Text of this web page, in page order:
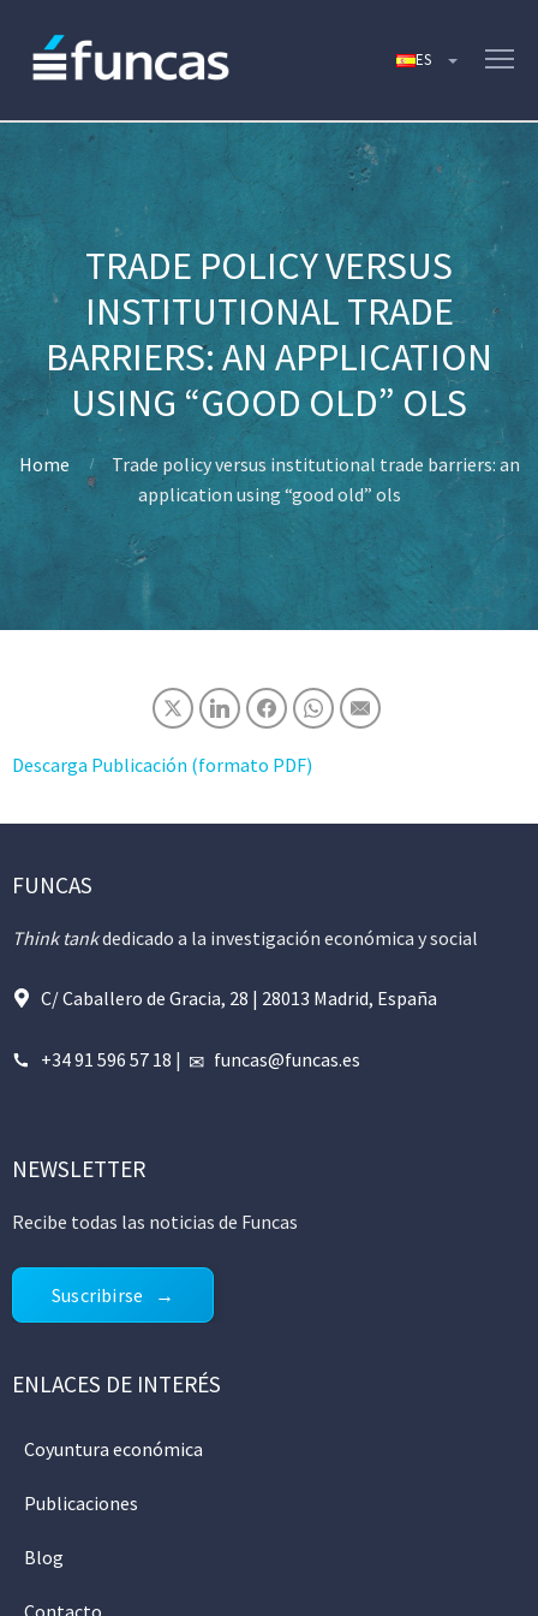
TRADE POLICY VERSUS
INSTITUTIONAL TRADE
BARRIERS: AN APPLICATION
USING “GOOD OLD” OLS
Home
Trade policy versus institutional trade barriers: an
application using “good old” ols
Descarga Publicación (formato PDF)
FUNCAS
Think tankdedicado a la investigación económica y social
C/ Caballero de Gracia, 28 | 28013 Madrid, España
+34 91 596 57 18 | funcas@funcas.es
NEWSLETTER
Recibe todas las noticias de Funcas
Suscribirse
ENLACES DE INTERÉS
Coyuntura económica
Publicaciones
Blog
Contacto